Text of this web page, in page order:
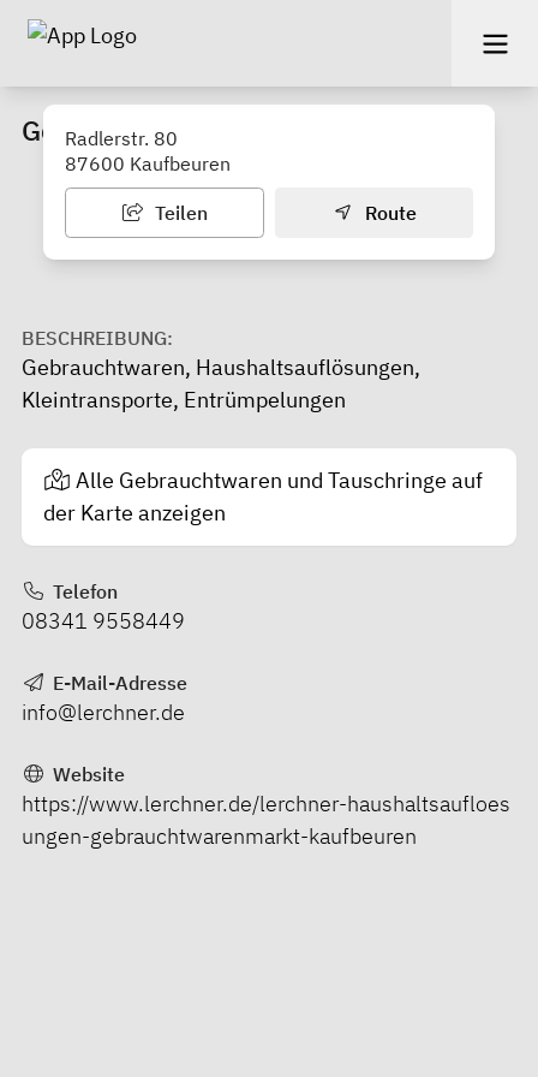
Gebrauchtwarenmarkt Lerchner
Radlerstr. 80
87600 Kaufbeuren
Teilen Route
BESCHREIBUNG:
Gebrauchtwaren, Haushaltsauflösungen,
Kleintransporte, Entrümpelungen
Alle Gebrauchtwaren und Tauschringe auf
der Karte anzeigen
Telefon
08341 9558449
E-Mail-Adresse
info@lerchner.de
Website
https://www.lerchner.de/lerchner-haushaltsaufloes
ungen-gebrauchtwarenmarkt-kaufbeuren